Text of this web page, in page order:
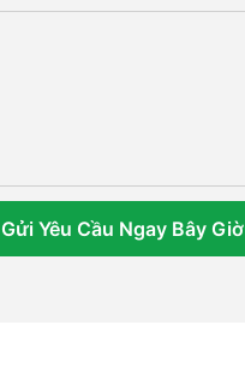
Gửi Yêu Cầu Ngay Bây Giờ